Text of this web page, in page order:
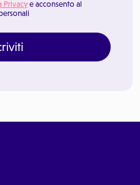
Privacy e acconsento al